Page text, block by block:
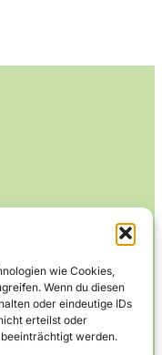
wie Cookies,
Wenn du diesen
oder eindeutige IDs
erteilst oder
werden.